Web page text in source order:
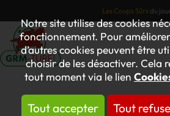
Notre site utilise des cookies
fonctionnement. Pour
d’autres cookies peuvent être
choisir de les désactiver. Cela
tout moment via le lien
Tout accepter Tout
Les Coups Sûrs du jour